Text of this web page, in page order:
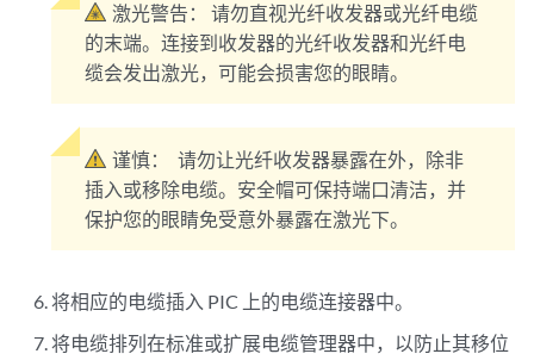
激光警告：
请勿直视光纤收发器或光纤电缆
的末端。连接到收发器的光纤收发器和光纤电
缆会发出激光，可能会损害您的眼睛。
谨慎：
请勿让光纤收发器暴露在外，除非
插入或移除电缆。安全帽可保持端口清洁，并
保护您的眼睛免受意外暴露在激光下。
将相应的电缆插入 PIC 上的电缆连接器中。
将电缆排列在标准或扩展电缆管理器中，以防止其移位